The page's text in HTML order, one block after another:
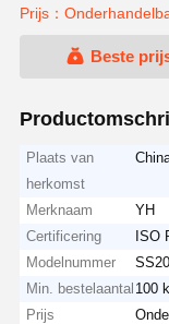
Prijs：
Beste
Plaats van
herkomst
Merknaam
YH
Certificering
ISO
Modelnummer
Min. bestelaantal 100
Prijs